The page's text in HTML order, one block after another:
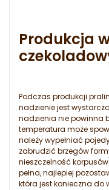
Produkcja
Podczas produkcji
nadzienie jest
nadzienia nie powinna
temperatura może
należy wypełniać
zabrudzić brzegów
nieszczelność
pełna, najlepiej
która jest konieczna do